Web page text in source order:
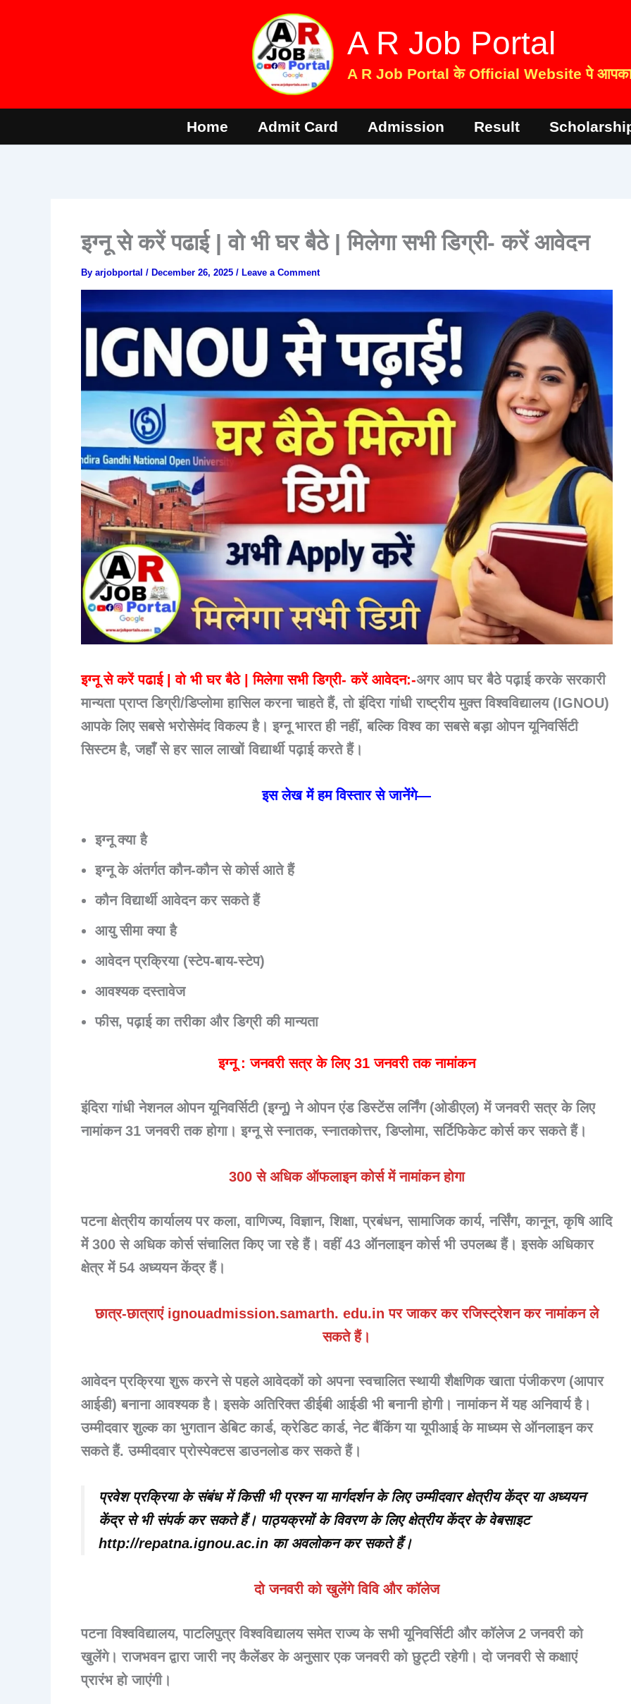
A R Job Portal
A R Job Portal के Official Website पे आपका
Home Admit Card Admission Result
इग्नू से करें पढाई | वो भी घर बैठे | मिलेगा सभी डिग्री- करें आवेदन
By arjobportal / December 26, 2025 / Leave a Comment
इग्नू से करें पढाई | वो भी घर बैठे | मिलेगा सभी डिग्री- करें आवेदन:-अगर आपघर बैठे पढ़ाई करके सरकारी
मान्यता प्राप्त डिग्री/डिप्लोमाहासिल करना चाहते हैं, तोइंदिरा गांधी राष्ट्रीय मुक्त विश्वविद्यालय (IGNOU)
आपके लिए सबसे भरोसेमंद विकल्प है। इग्नू भारत ही नहीं, बल्कि विश्व का सबसे बड़ा ओपन यूनिवर्सिटी
सिस्टम है, जहाँ से हर साल लाखों विद्यार्थी पढ़ाई करते हैं।
इस लेख में हम विस्तार से जानेंगे—
इग्नू क्या है
इग्नू के अंतर्गत कौन-कौन से कोर्स आते हैं
कौन विद्यार्थी आवेदन कर सकते हैं
आयु सीमा क्या है
आवेदन प्रक्रिया (स्टेप-बाय-स्टेप)
आवश्यक दस्तावेज
फीस, पढ़ाई का तरीका और डिग्री की मान्यता
इग्नू : जनवरी सत्र के लिए 31 जनवरी तक नामांकन
इंदिरा गांधी नेशनल ओपन यूनिवर्सिटी (इग्नू) ने ओपन एंड डिस्टेंस लर्निंग (ओडीएल) में जनवरी सत्र के लिए
नामांकन 31 जनवरी तक होगा। इग्नू से स्नातक, स्नातकोत्तर, डिप्लोमा, सर्टिफिकेट कोर्स कर सकते हैं।
300 से अधिक ऑफलाइन कोर्स में नामांकन होगा
पटना क्षेत्रीय कार्यालय पर कला, वाणिज्य, विज्ञान, शिक्षा, प्रबंधन, सामाजिक कार्य, नर्सिंग, कानून, कृषि आदि
में 300 से अधिक कोर्स संचालित किए जा रहे हैं। वहीं 43 ऑनलाइन कोर्स भी उपलब्ध हैं। इसके अधिकार
क्षेत्र में 54 अध्ययन केंद्र हैं।
छात्र-छात्राएं ignouadmission.samarth. edu.in पर जाकर कर रजिस्ट्रेशन कर नामांकन ले
सकते हैं।
आवेदन प्रक्रिया शुरू करने से पहले आवेदकों को अपना स्वचालित स्थायी शैक्षणिक खाता पंजीकरण (आपार
आईडी) बनाना आवश्यक है। इसके अतिरिक्त डीईबी आईडी भी बनानी होगी। नामांकन में यह अनिवार्य है।
उम्मीदवार शुल्क का भुगतान डेबिट कार्ड, क्रेडिट कार्ड, नेट बैंकिंग या यूपीआई के माध्यम से ऑनलाइन कर
सकते हैं. उम्मीदवार प्रोस्पेक्टस डाउनलोड कर सकते हैं।
प्रवेश प्रक्रिया के संबंध में किसी भी प्रश्न या मार्गदर्शन के लिए उम्मीदवार क्षेत्रीय केंद्र या अध्ययन
केंद्र से भी संपर्क कर सकते हैं। पाठ्यक्रमों के विवरण के लिए क्षेत्रीय केंद्र के वेबसाइट
http://repatna.ignou.ac.in का अवलोकन कर सकते हैं।
दो जनवरी को खुलेंगे विवि और कॉलेज
पटना विश्वविद्यालय, पाटलिपुत्र विश्वविद्यालय समेत राज्य के सभी यूनिवर्सिटी और कॉलेज 2 जनवरी को
खुलेंगे। राजभवन द्वारा जारी नए कैलेंडर के अनुसार एक जनवरी को छुट्टी रहेगी। दो जनवरी से कक्षाएं
प्रारंभ हो जाएंगी।